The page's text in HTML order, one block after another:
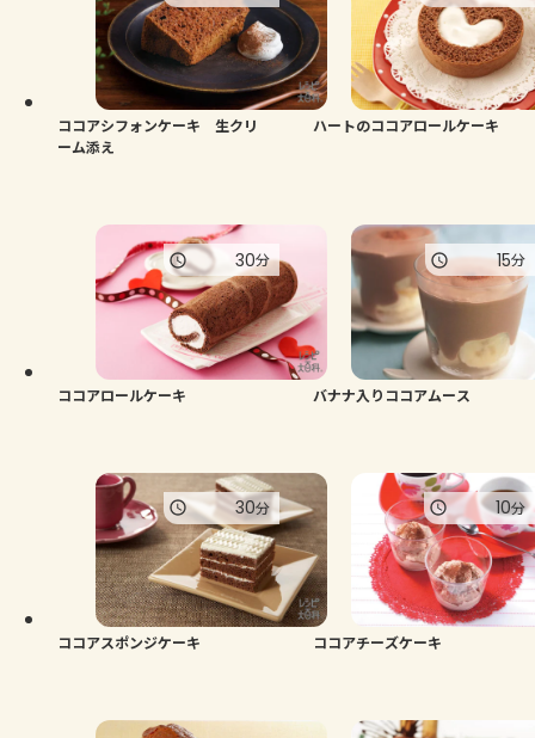
よくあるお問い合わせ
お買い物
ココアシフォンケーキ 生クリ
ーム添え
ハートのココアロールケーキ
ココアロールケーキ
30分
バナナ入りココアムース
15分
ココアスポンジケーキ
30分
ココアチーズケーキ
10分